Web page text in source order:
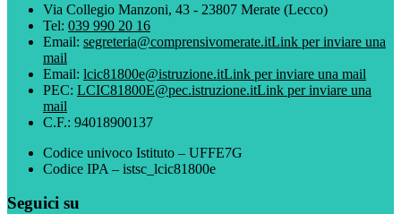
Via Collegio Manzoni, 43 - 23807 Merate (Lecco)
Tel: 039 990 20 16
Email: segreteria@comprensivomerate.itLink per inviare una
mail
Email: lcic81800e@istruzione.itLink per inviare una mail
PEC: LCIC81800E@pec.istruzione.itLink per inviare una
mail
C.F.: 94018900137
Codice univoco Istituto – UFFE7G
Codice IPA – istsc_lcic81800e
Seguici su